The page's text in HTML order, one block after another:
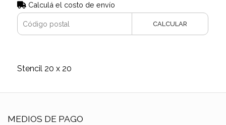
Calculá el costo de envío
CALCULAR
Stencil 20 x 20
MEDIOS DE PAGO